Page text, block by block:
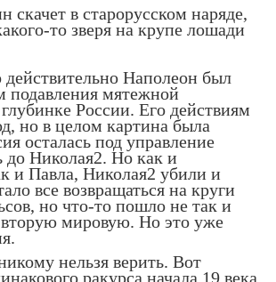
скачет в старорусском наряде,
то зверя на крупе лошади
Наполеон был
подавления мятежной
России. Его действиям
но в целом картина была
осталась под управление
до Николая2. Но как и
и Павла, Николая2 убили и
все возвращаться на круги
но что-то пошло не так и
мировую. Но это уже
нельзя верить. Вот
ракурса начала 19 века